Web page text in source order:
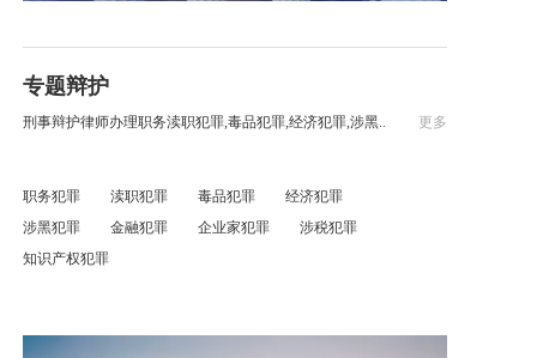
专题辩护
更多
刑事辩护律师办理职务渎职犯罪,毒品犯罪,经济犯罪,涉黑..
职务犯罪 渎职犯罪 毒品犯罪
经济犯罪
涉黑犯罪
金融犯罪 企业家犯罪
涉税犯罪
知识产权犯罪